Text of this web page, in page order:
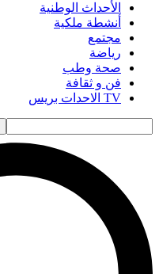
الأحداث الوطنية
أنشطة ملكية
مجتمع
رياضة
صحة وطب
فن و ثقافة
TV الاحدات بريس